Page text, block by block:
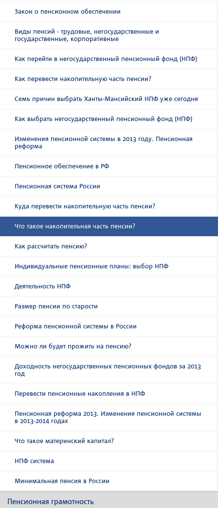
Закон о пенсионном обеспечении
Виды пенсий - трудовые, негосударственные и
государственные, корпоративные
Как перейти в негосударственный пенсионный фонд (НПФ)
Как перевести накопительную часть пенсии?
Семь причин выбрать Ханты-Мансийский НПФ уже сегодня
Как выбрать негосударственный пенсионный фонд (НПФ)
Изменения пенсионной системы в 2013 году. Пенсионная
реформа
Пенсионное обеспечение в РФ
Пенсионная система России
Куда перевести накопительную часть пенсии?
Что такое накопительная часть пенсии?
Как рассчитать пенсию?
Индивидуальные пенсионные планы: выбор НПФ
Деятельность НПФ
Размер пенсии по старости
Реформа пенсионной системы в России
Можно ли будет прожить на пенсию?
Доходность негосударственных пенсионных фондов за 2013
год
Перевести пенсионные накопления в НПФ
Пенсионная реформа 2013. Изменения пенсионной системы
в 2013-2014 годах
Что такое материнский капитал?
НПФ система
Минимальная пенсия в России
Пенсионная грамотность